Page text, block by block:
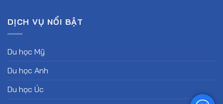
DỊCH VỤ NỔI BẬT
Du học Mỹ
Du học Anh
Du học Úc